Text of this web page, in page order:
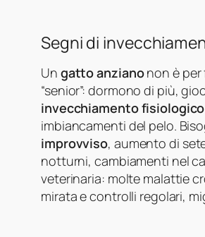
Segni di
Un gatto anzianonon è per
“senior”: dormono di più,
invecchiamento fisiologico
imbiancamenti del pelo.
improvviso, aumento di
notturni, cambiamenti nel
veterinaria: molte malattie
mirata e controlli regolari,